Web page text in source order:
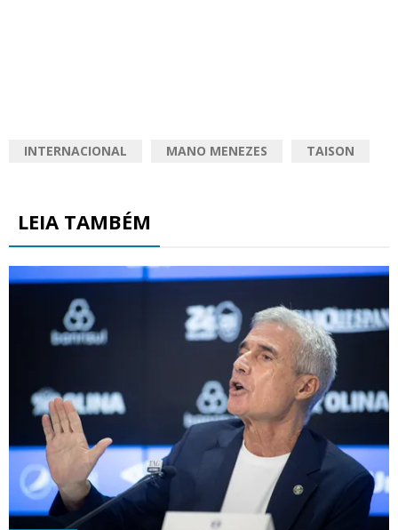
INTERNACIONAL MANO MENEZES TAISON
LEIA TAMBÉM